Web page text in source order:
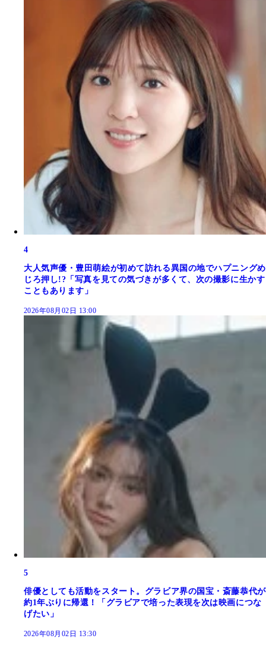
4
大人気声優・豊田萌絵が初めて訪れる異国の地でハプニングめ
じろ押し!?「写真を見ての気づきが多くて、次の撮影に生かす
こともあります」
2026年08月02日 13:00
5
俳優としても活動をスタート。グラビア界の国宝・斎藤恭代が
約1年ぶりに帰還！「グラビアで培った表現を次は映画につな
げたい」
2026年08月02日 13:30